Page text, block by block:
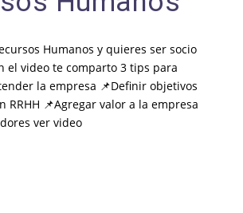
Humanos y quieres ser socio
el video te comparto 3 tips para
la empresa 📌Definir objetivos
RRHH 📌Agregar valor a la empresa
ver video